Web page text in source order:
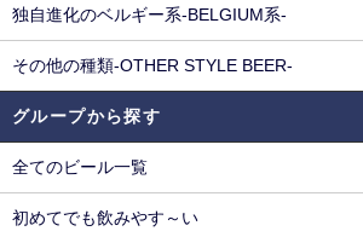
独自進化のベルギー系-BELGIUM系-
その他の種類-OTHER STYLE BEER-
グループから探す
全てのビール一覧
初めてでも飲みやす～い